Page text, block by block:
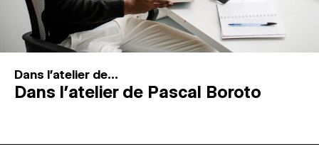
Dans l'atelier de...
Dans l’atelier de Pascal Boroto